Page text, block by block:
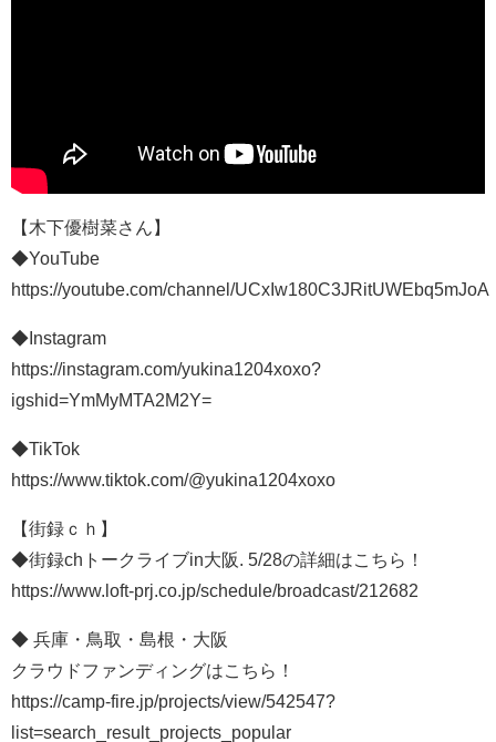
【木下優樹菜さん】
◆YouTube
https://youtube.com/channel/UCxIw180C3JRitUWEbq5mJoA
◆Instagram
https://instagram.com/yukina1204xoxo?
igshid=YmMyMTA2M2Y=
◆TikTok
https://www.tiktok.com/@yukina1204xoxo
【街録ｃｈ】
◆街録chトークライブin大阪. 5/28の詳細はこちら！
https://www.loft-prj.co.jp/schedule/broadcast/212682
◆ 兵庫・鳥取・島根・大阪
クラウドファンディングはこちら！
https://camp-fire.jp/projects/view/542547?
list=search_result_projects_popular